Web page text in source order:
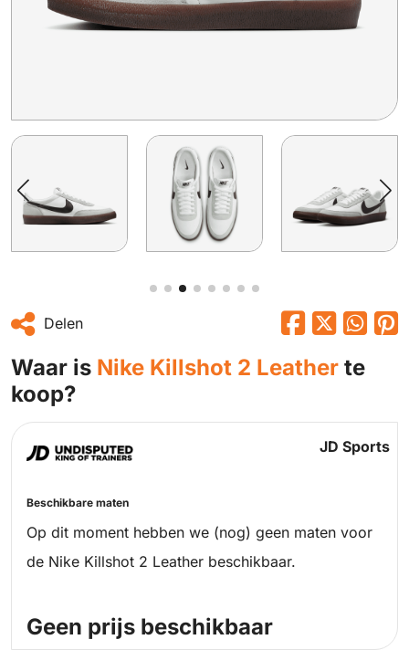
Delen
Waar is Nike Killshot 2 Leather te
koop?
JD Sports
Beschikbare maten
Op dit moment hebben we (nog) geen maten voor
de Nike Killshot 2 Leather beschikbaar.
Geen prijs beschikbaar